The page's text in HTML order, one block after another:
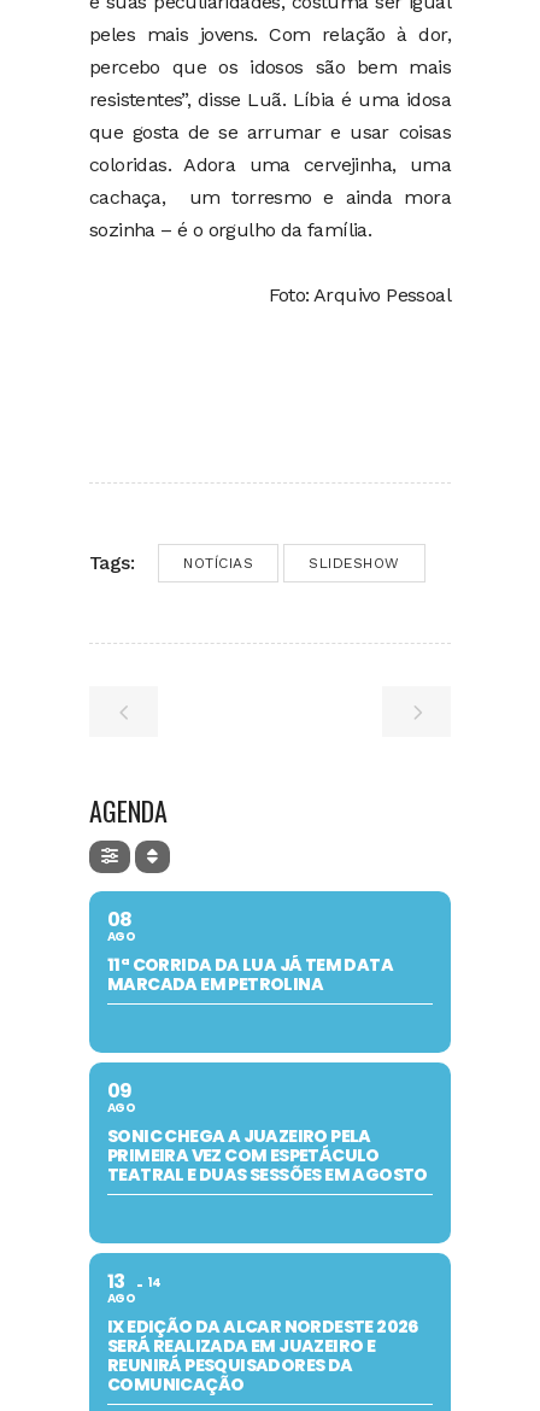
peles mais jovens. Com relação à dor,
percebo que os idosos são bem mais
resistentes”, disse Luã. Líbia é uma idosa
que gosta de se arrumar e usar coisas
coloridas. Adora uma cervejinha, uma
cachaça, um torresmo e ainda mora
sozinha – é o orgulho da família.
Foto: Arquivo Pessoal
Tags: NOTÍCIAS SLIDESHOW
AGENDA
08
AGO
11ª CORRIDA DA LUA JÁ TEM DATA
MARCADA EM PETROLINA
09
AGO
SONIC CHEGA A JUAZEIRO PELA
PRIMEIRA VEZ COM ESPETÁCULO
TEATRAL E DUAS SESSÕES EM AGOSTO
13
AGO
14
IX EDIÇÃO DA ALCAR NORDESTE 2026
SERÁ REALIZADA EM JUAZEIRO E
REUNIRÁ PESQUISADORES DA
COMUNICAÇÃO